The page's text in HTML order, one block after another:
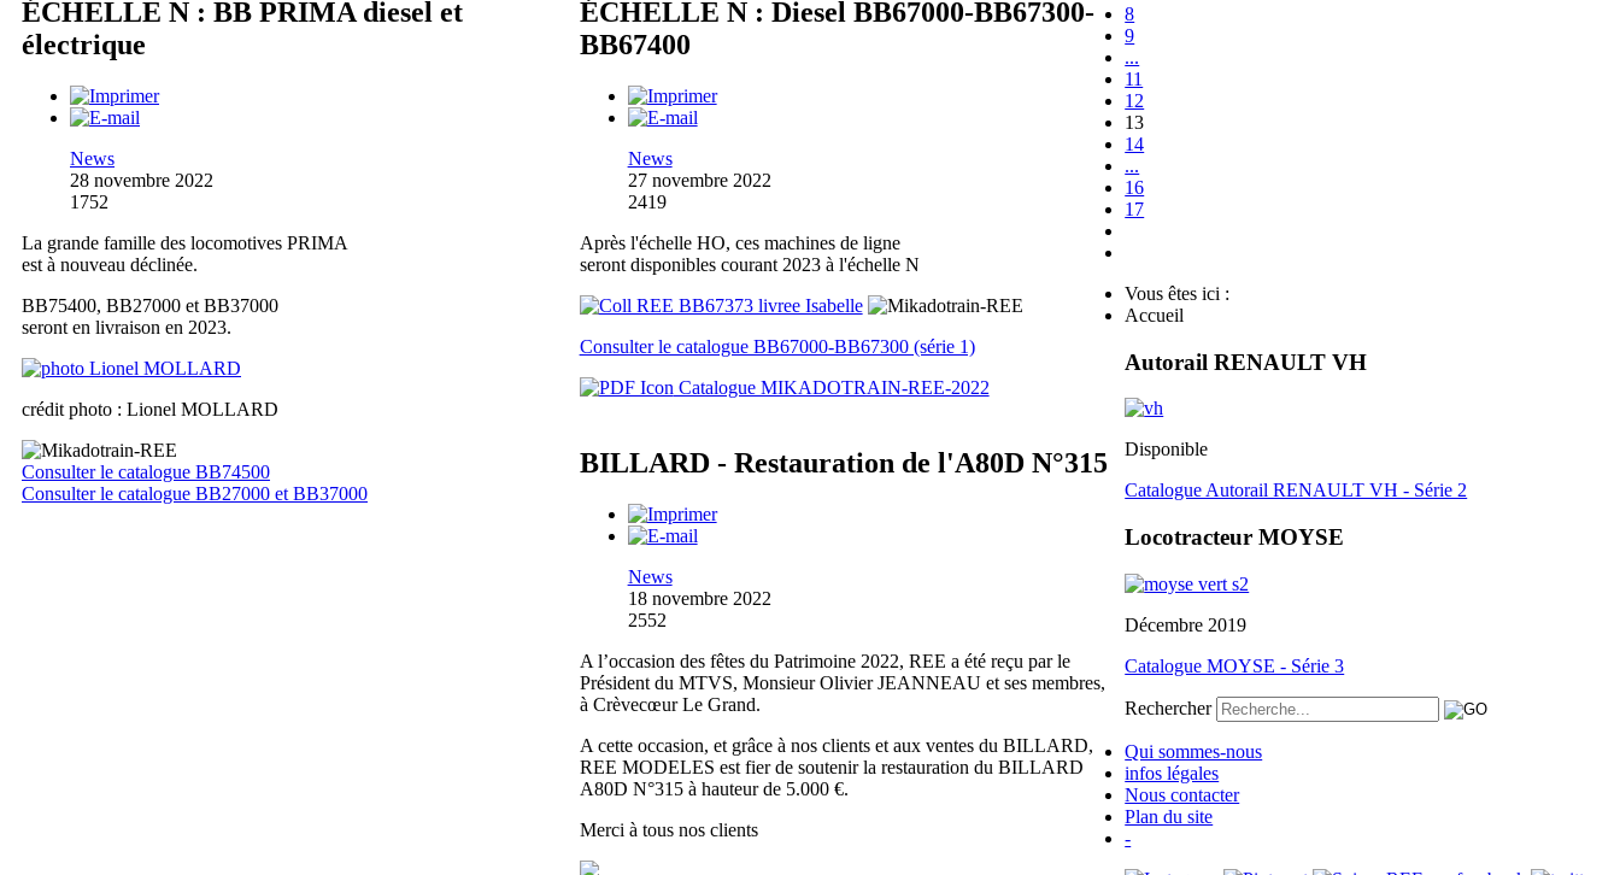
ÉCHELLE N : BB PRIMA diesel et
électrique
News
28 novembre 2022
1752
La grande famille des locomotives PRIMA
est à nouveau déclinée.
BB75400, BB27000 et BB37000
seront en livraison en 2023.
crédit photo : Lionel MOLLARD
Consulter le catalogue BB74500
Consulter le catalogue BB27000 et BB37000
ÉCHELLE N : Diesel BB67000-BB67300-
BB67400
News
27 novembre 2022
2419
Après l'échelle HO, ces machines de ligne
seront disponibles courant 2023 à l'échelle N
Consulter le catalogue BB67000-BB67300 (série 1)
Catalogue MIKADOTRAIN-REE-2022
BILLARD - Restauration de l'A80D N°315
News
18 novembre 2022
2552
A l’occasion des fêtes du Patrimoine 2022, REE a été reçu par le
Président du MTVS, Monsieur Olivier JEANNEAU et ses membres,
à Crèvecœur Le Grand.
A cette occasion, et grâce à nos clients et aux ventes du BILLARD,
REE MODELES est fier de soutenir la restauration du BILLARD
A80D N°315 à hauteur de 5.000 €.
Merci à tous nos clients
8
9
...
11
12
13
14
...
16
17
Vous êtes ici :
Accueil
Autorail RENAULT VH
Disponible
Catalogue Autorail RENAULT VH - Série 2
Locotracteur MOYSE
Décembre 2019
Catalogue MOYSE - Série 3
Rechercher
Qui sommes-nous
infos légales
Nous contacter
Plan du site
-